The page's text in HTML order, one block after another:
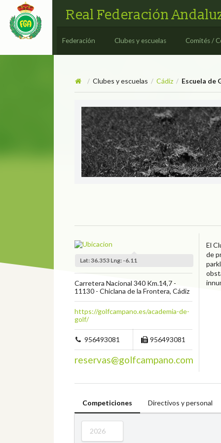
Real Federación
Federación Clubes y escuelas Comités /
/ Clubes y escuelas / Cádiz / Escuela de
Escuela de Golf
ESCUELA
Lat: 36.353 Lng: -6.11
Carretera Nacional 340 Km.14,7 -
11130 - Chiclana de la Frontera, Cádiz
https://golfcampano.es/academia-de-
golf/
956493081 956493081
reservas@golfcampano.com
El
de
Competiciones Directivos y personal
2026